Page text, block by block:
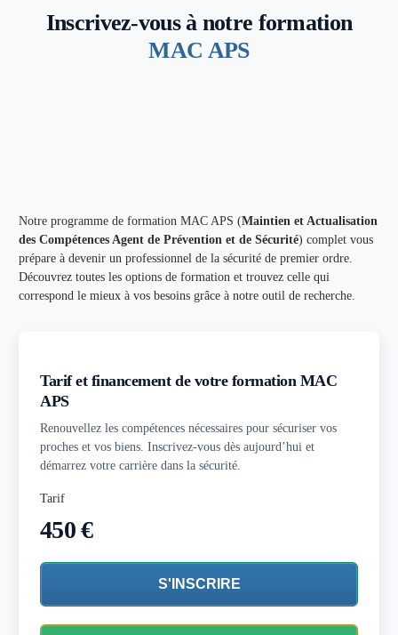
Inscrivez-vous à notre formation
MAC APS
Notre programme de formation MAC APS (Maintien et Actualisation
des Compétences Agent de Prévention et de Sécurité) complet vous
prépare à devenir un professionnel de la sécurité de premier ordre.
Découvrez toutes les options de formation et trouvez celle qui
correspond le mieux à vos besoins grâce à notre outil de recherche.
Tarif et financement de votre formation MAC
APS
Renouvellezles compétences nécessaires pour sécuriser vos
proches et vos biens. Inscrivez-vous dès aujourd’hui et
démarrez votre carrière dans la sécurité.
Tarif
450 €
S'INSCRIRE